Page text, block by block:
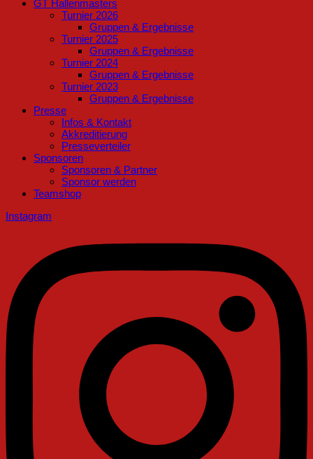
GT Hallenmasters
Turnier 2026
Gruppen & Ergebnisse
Turnier 2025
Gruppen & Ergebnisse
Turnier 2024
Gruppen & Ergebnisse
Turnier 2023
Gruppen & Ergebnisse
Presse
Infos & Kontakt
Akkreditierung
Presseverteiler
Sponsoren
Sponsoren & Partner
Sponsor werden
Teamshop
Instagram